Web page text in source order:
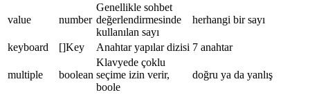
value number
Genellikle sohbet
değerlendirmesinde
kullanılan sayı
herhangi bir sayı
keyboard []Key Anahtar yapılar dizisi 7 anahtar
multiple boolean
Klavyede çoklu
seçime izin verir,
boole
doğru ya da yanlış